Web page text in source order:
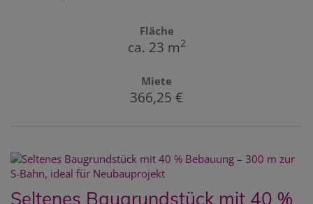
Fläche
ca. 23 m2
Miete
366,25 €
Seltenes Baugrundstück mit 40 %